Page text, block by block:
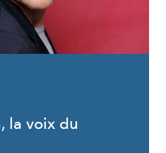
la voix du